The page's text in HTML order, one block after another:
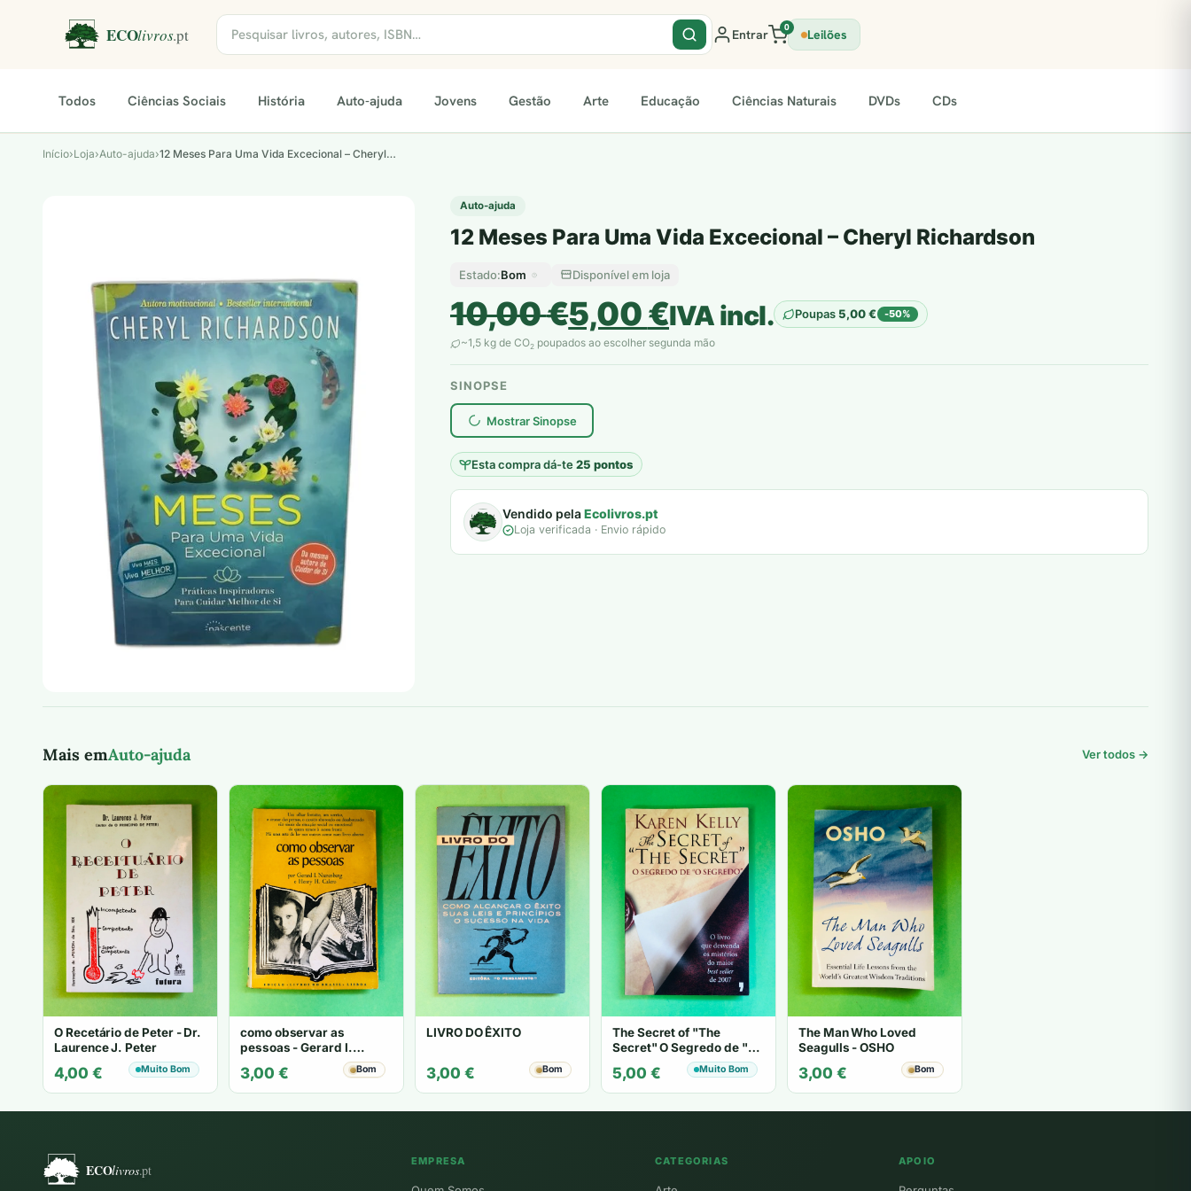
Entrar 0 Leilões
Todos Ciências Sociais História Auto-ajuda Jovens Gestão Arte Educação Ciências Naturais DVDs CDs
Início›Loja›Auto-ajuda›12 Meses Para Uma Vida Excecional – Cheryl…
Auto-ajuda
12 Meses Para Uma Vida Excecional – Cheryl Richardson
Estado:Bom Disponível em loja
10,00€
O
preço
original
era:
10,00 €.
5,00€
O
preço
atual
é:
5,00 €.
IVA incl. Poupas5,00€ -50%
~1,5 kg de CO2 poupados ao escolher segunda mão
SINOPSE
Mostrar Sinopse
Esta compra dá-te25 pontos
plantar árvores reais
Vendido pelaEcolivros.pt
Loja verificada · Envio rápido
Mais emAuto-ajuda Ver todos →
O Recetário de Peter - Dr.
Laurence J. Peter
4,00 € Muito Bom
como observar as
pessoas - Gerard I.
Nierenberg e Henry H.
Calero
3,00 € Bom
LIVRO DO ÊXITO
3,00 € Bom
The Secret of "The
Secret" O Segredo de "O
Segredo" - Karen Kelly
5,00 € Muito Bom
The Man Who Loved
Seagulls - OSHO
3,00 € Bom
EMPRESA CATEGORIAS APOIO